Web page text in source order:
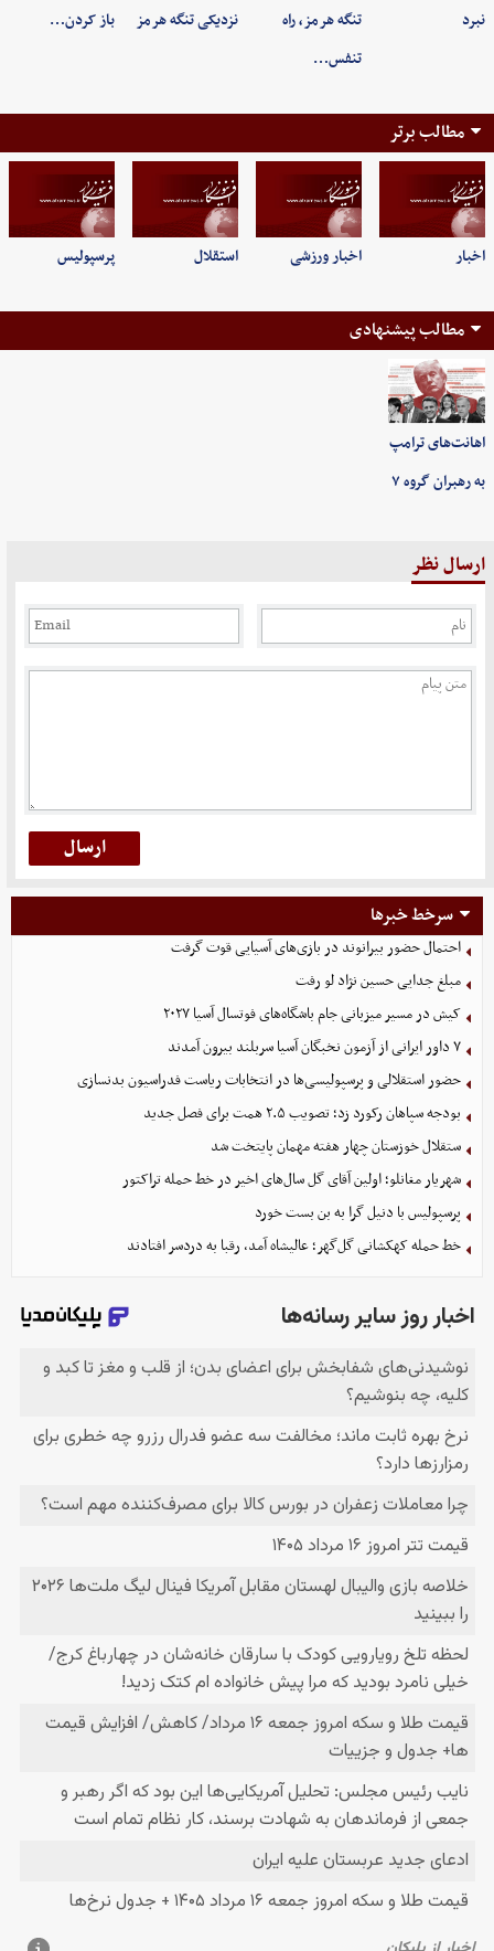
نبرد
تنگه هرمز، راه
تنفس…
نزدیکی تنگه هرمز باز کردن…
مطالب برتر
اخبار اخبار ورزشی استقلال پرسپولیس
مطالب پیشنهادی
اهانت‌های ترامپ
به رهبران گروه ۷
ارسال نظر
سرخط خبرها
احتمال حضور بیرانوند در بازی‌های آسیایی قوت گرفت
مبلغ جدایی حسین نژاد لو رفت
کیش در مسیر میزبانی جام باشگاه‌های فوتسال آسیا ۲۰۲۷
۷ داور ایرانی از آزمون نخبگان آسیا سربلند بیرون آمدند
حضور استقلالی و پرسپولیسی‌ها در انتخابات ریاست فدراسیون بدنسازی
بودجه سپاهان رکورد زد؛ تصویب ۲.۵ همت برای فصل جدید
ستقلال خوزستان چهار هفته مهمان پایتخت شد
شهریار مغانلو؛ اولین آقای گل سال‌های اخیر در خط حمله تراکتور
پرسپولیس با دنیل گرا به بن بست خورد
خط حمله کهکشانی گل‌گهر؛ عالیشاه آمد، رقبا به دردسر افتادند